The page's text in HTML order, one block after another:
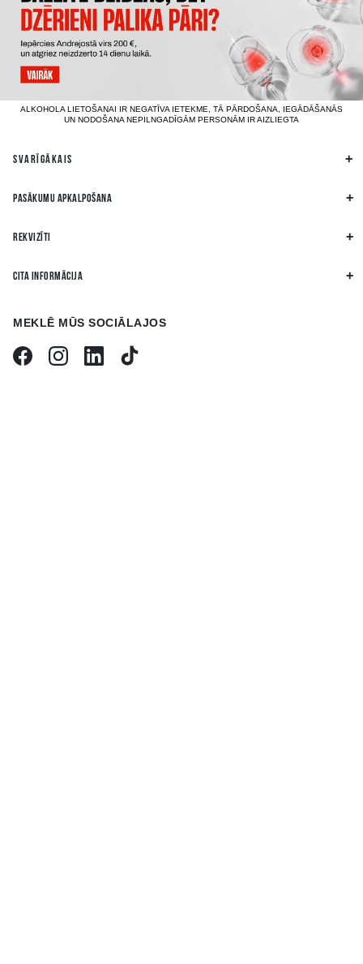
ALKOHOLA LIETOŠANAI IR NEGATĪVA IETEKME, TĀ PĀRDOŠANA, IEGĀDĀŠANĀS
UN NODOŠANA NEPILNGADĪGĀM PERSONĀM IR AIZLIEGTA
SVARĪGĀKAIS
PASĀKUMU APKALPOŠANA
REKVIZĪTI
CITA INFORMĀCIJA
MEKLĒ MŪS SOCIĀLAJOS